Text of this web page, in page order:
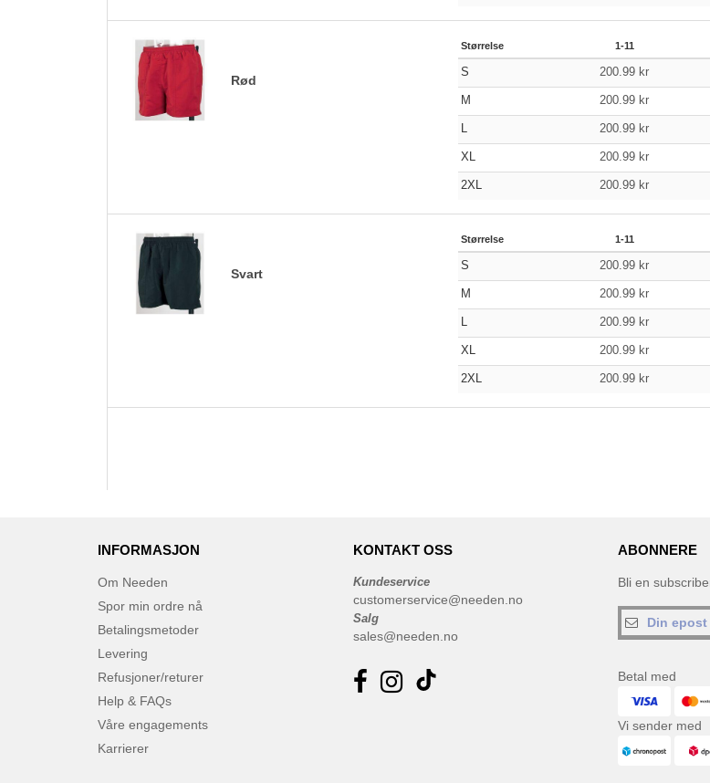
Rød
Størrelse 1-11
S 200.99 kr
M 200.99 kr
L 200.99 kr
XL 200.99 kr
2XL 200.99 kr
Svart
Størrelse 1-11
S 200.99 kr
M 200.99 kr
L 200.99 kr
XL 200.99 kr
2XL 200.99 kr
INFORMASJON
Om Needen
Spor min ordre nå
Betalingsmetoder
Levering
Refusjoner/returer
Help & FAQs
Våre engagements
Karrierer
KONTAKT OSS
Kundeservice
customerservice@needen.no
Salg
sales@needen.no
ABONNERE
Bli en
Betal med
Vi sender med